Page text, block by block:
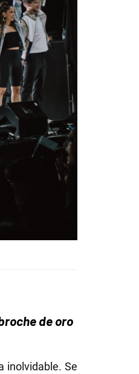
de oro
inolvidable. Se